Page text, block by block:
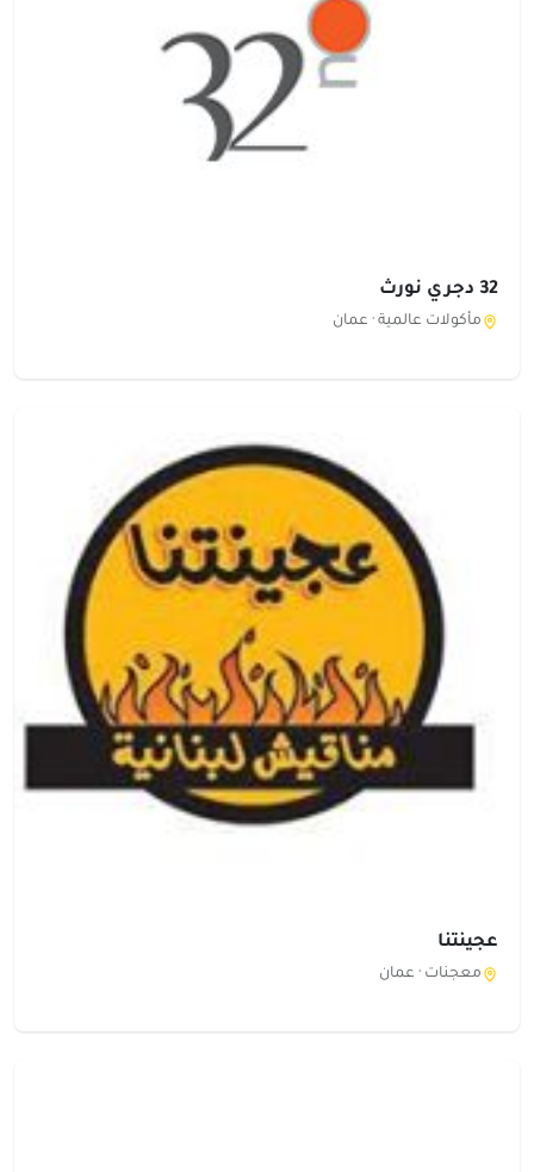
32 دجري نورث
مأكولات عالمية · عمان
عجينتنا
معجنات · عمان